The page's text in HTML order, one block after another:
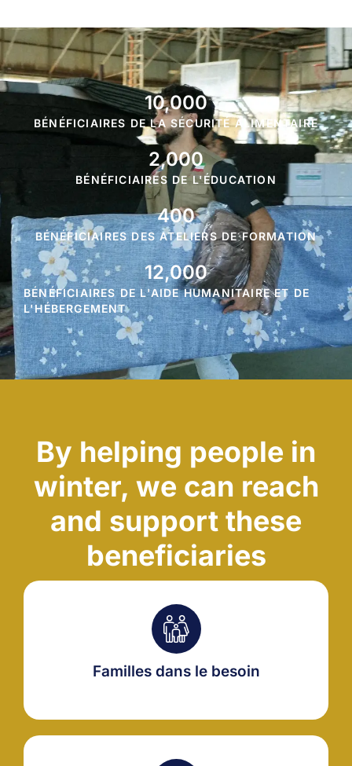
BÉNÉFICIAIRES DE LA SÉCURITÉ ALIMENTAIRE
10,000
BÉNÉFICIAIRES DE L'ÉDUCATION
2,000
BÉNÉFICIAIRES DES ATELIERS DE FORMATION
400
BÉNÉFICIAIRES DE L'AIDE HUMANITAIRE ET DE
L'HÉBERGEMENT
12,000
By helping people in
winter, we can reach
and support these
beneficiaries
Familles dans le besoin